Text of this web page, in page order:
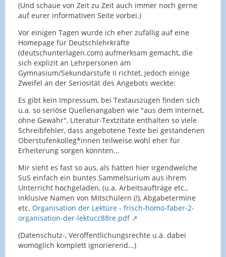
(Und schaue von Zeit zu Zeit auch immer noch gerne
auf eurer informativen Seite vorbei.)
Vor einigen Tagen wurde ich eher zufällig auf eine
Homepage für Deutschlehrkräfte
(deutschunterlagen.com) aufmerksam gemacht, die
sich explizit an Lehrpersonen am
Gymnasium/Sekundarstufe II richtet, jedoch einige
Zweifel an der Seriosität des Angebots weckte:
Es gibt kein Impressum, bei Textauszügen finden sich
u.a. so seriöse Quellenangaben wie "aus dem Internet,
ohne Gewähr", Literatur-Textzitate enthalten so viele
Schreibfehler, dass angebotene Texte bei gestandenen
Oberstufenkolleg*innen teilweise wohl eher für
Erheiterung sorgen könnten...
Mir sieht es fast so aus, als hätten hier irgendwelche
SuS einfach ein buntes Sammelsurium aus ihrem
Unterricht hochgeladen, (u.a. Arbeitsaufträge etc.,
inklusive Namen von Mitschülern (!), Abgabetermine
etc. Organisation der Lektüre - frisch-homo-faber-2-
organisation-der-lektucc88re.pdf
(Datenschutz-, Veröffentlichungsrechte u.ä. dabei
womöglich komplett ignorierend...)